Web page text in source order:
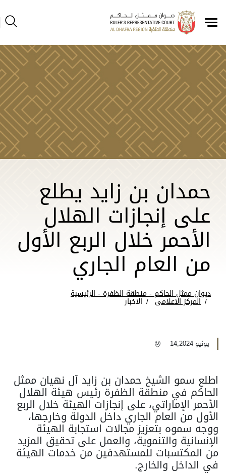
حمدان بن زايد يطلع
على إنجازات الهلال
الأحمر خلال الربع الأول
من العام الجاري
ديوان ممثل الحاكم - منطقة الظفرة - الرئيسية
المركز الاعلامى الاخبار
يونيو 14,2024
اطلع سمو الشيخ حمدان بن زايد آل نهيان ممثل
الحاكم في منطقة الظفرة رئيس هيئة الهلال
الأحمر الإماراتي، على إنجازات الهيئة خلال الربع
الأول من العام الجاري داخل الدولة وخارجها،
ووجه سموه بتعزيز مجالات استجابة الهيئة
الإنسانية والتنموية، والعمل على تحقيق المزيد
من المكتسبات للمستهدفين من خدمات الهيئة
في الداخل والخارج.